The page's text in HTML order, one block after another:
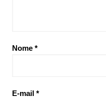
Nome *
E-mail *